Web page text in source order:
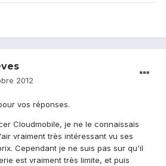
2012
vos réponses.
Cloudmobile, je ne le connaissais
vraiment très intéressant vu ses
Cependant je ne suis pas sur qu'il
est vraiment très limite, et puis